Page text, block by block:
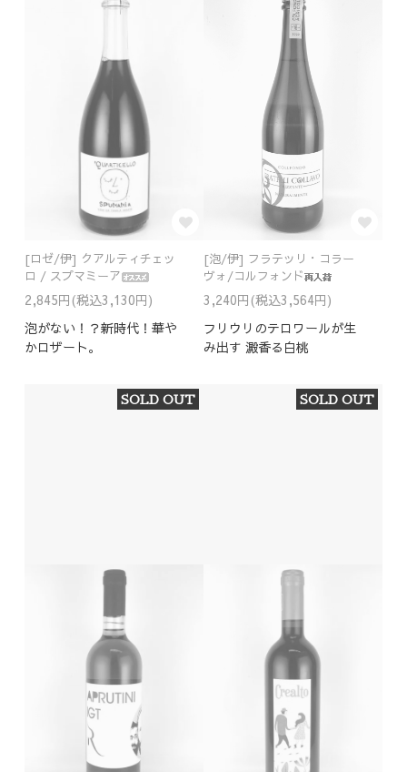
[ロゼ/伊] クアルティチェッ
ロ / スプマミーア
2,845円(税込3,130円)
泡がない！？新時代！華や
かロザート。
[泡/伊] フラテッリ・コラー
ヴォ/コルフォンド
3,240円(税込3,564円)
フリウリのテロワールが生
み出す 澱香る白桃
SOLD OUT SOLD OUT